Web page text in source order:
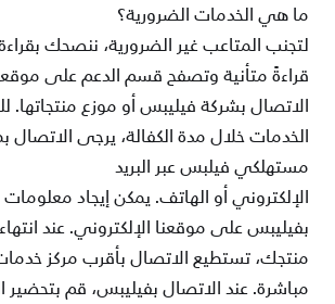
ما هي الخدمات الضرورية؟
لتجنب المتاعب غير الضرورية، ننصحك
قراءةً متأنية وتصفح قسم الدعم على
الاتصالبشركة فيليبس أو موزع
الخدمات خلال مدة الكفالة، يرجى الاتصال
مستهلكي فيلبس عبر البريد
الإلكتروني أو الهاتف. يمكن إيجاد
بفيليبس على موقعنا الإلكتروني. عند
منتجك، تستطيعالاتصال بأقرب مركز
مباشرة. عند الاتصال بفيليبس، قم بتحضير